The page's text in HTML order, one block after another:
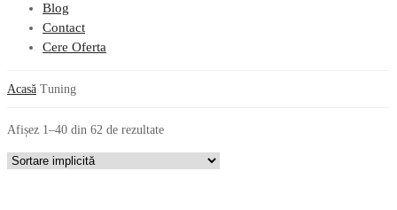
Blog
Contact
Cere Oferta
Acasă Tuning
Afișez 1–40 din 62 de rezultate